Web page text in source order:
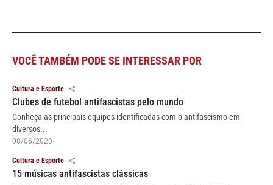
VOCÊ TAMBÉM PODE SE INTERESSAR POR
Cultura e Esporte
Clubes de futebol antifascistas pelo mundo
Conheça as principais equipes identificadas com o antifascismo em
diversos...
08/06/2023
Cultura e Esporte
15 músicas antifascistas clássicas